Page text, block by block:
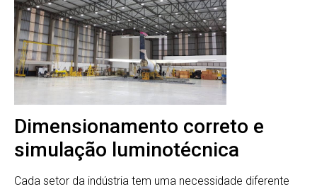
Dimensionamento correto e
simulação luminotécnica
Cada setor da indústria tem uma necessidade diferente